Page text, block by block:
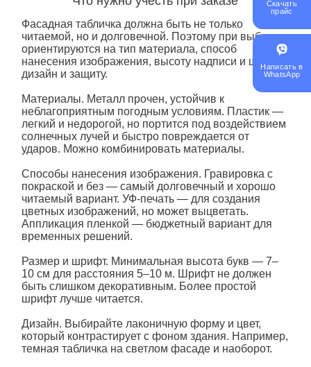
Фасадная табличка должна быть не только
читаемой, но и долговечной. Поэтому при выборе
ориентируются на тип материала, способ
нанесения изображения, высоту надписи и шрифт,
дизайн и защиту.
Материалы. Металл прочен, устойчив к
неблагоприятным погодным условиям. Пластик —
легкий и недорогой, но портится под воздействием
солнечных лучей и быстро повреждается от
ударов. Можно комбинировать материалы.
Способы нанесения изображения. Гравировка с
покраской и без — самый долговечный и хорошо
читаемый вариант. УФ-печать — для создания
цветных изображений, но может выцветать.
Аппликация пленкой — бюджетный вариант для
временных решений.
Размер и шрифт. Минимальная высота букв — 7–
10 см для расстояния 5–10 м. Шрифт не должен
быть слишком декоративным. Более простой
шрифт лучше читается.
Дизайн. Выбирайте лаконичную форму и цвет,
который контрастирует с фоном здания. Например,
темная табличка на светлом фасаде и наоборот.
Скачать
прайс
Написать в
WhatsApp